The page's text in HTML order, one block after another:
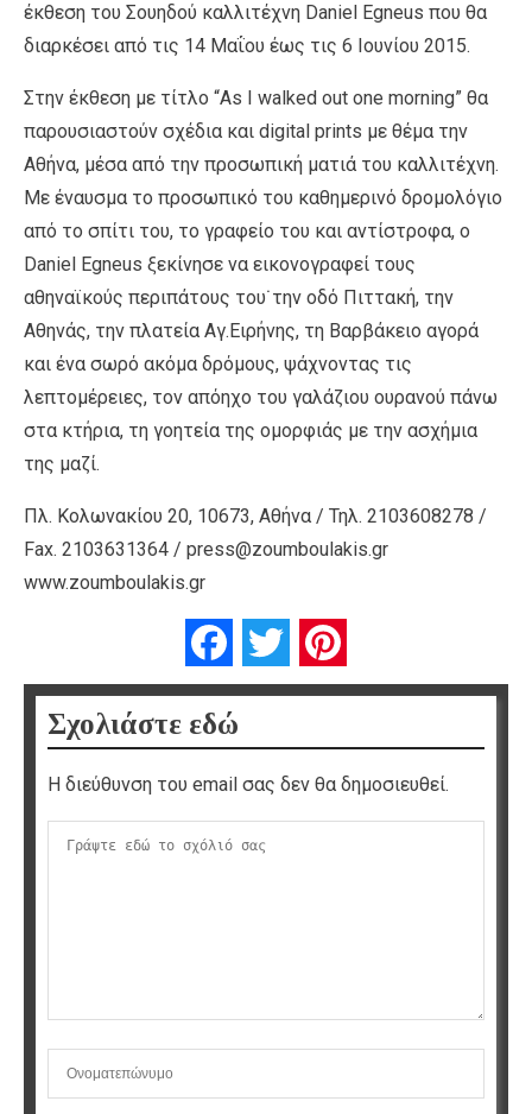
έκθεση του Σουηδού καλλιτέχνη Daniel Egneus που θα
διαρκέσει από τις 14 Μαΐου έως τις 6 Ιουνίου 2015.
Στην έκθεση με τίτλο “As I walked out one morning” θα
παρουσιαστούν σχέδια και digital prints με θέμα την
Αθήνα, μέσα από την προσωπική ματιά του καλλιτέχνη.
Με έναυσμα το προσωπικό του καθημερινό δρομολόγιο
από το σπίτι του, το γραφείο του και αντίστροφα, ο
Daniel Egneus ξεκίνησε να εικονογραφεί τους
αθηναϊκούς περιπάτους του˙την οδό Πιττακή, την
Αθηνάς, την πλατεία Αγ.Ειρήνης, τη Βαρβάκειο αγορά
και ένα σωρό ακόμα δρόμους, ψάχνοντας τις
λεπτομέρειες, τον απόηχο του γαλάζιου ουρανού πάνω
στα κτήρια, τη γοητεία της ομορφιάς με την ασχήμια
της μαζί.
Πλ. Κολωνακίου 20, 10673, Αθήνα / Τηλ. 2103608278 /
Fax. 2103631364 / press@zoumboulakis.gr
www.zoumboulakis.gr
FacebookTwitter
Σχολιάστε εδώ
Η διεύθυνση του email σας δεν θα δημοσιευθεί.